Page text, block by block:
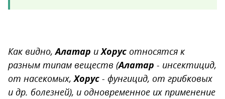
Как видно,Алатар иХорус относятся к
разным типам веществ (Алатар - инсектицид,
от насекомых,Хорус - фунгицид, от грибковых
и др. болезней), и одновременное их применение